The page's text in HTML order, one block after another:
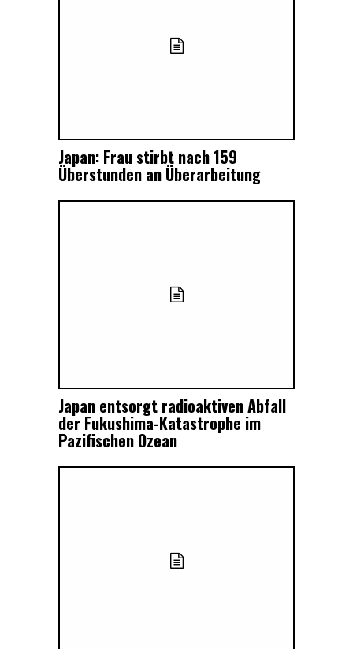
Japan: Frau stirbt nach 159
Überstunden an Überarbeitung
Japan entsorgt radioaktiven Abfall
der Fukushima-Katastrophe im
Pazifischen Ozean